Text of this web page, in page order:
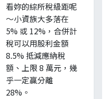
看妳的綜所稅級距呢
～小資族大多落在
5% 或 12%，合併計
稅可以用股利金額
8.5% 抵減應納稅
額、上限 8 萬元，幾
乎一定贏分離
28%。